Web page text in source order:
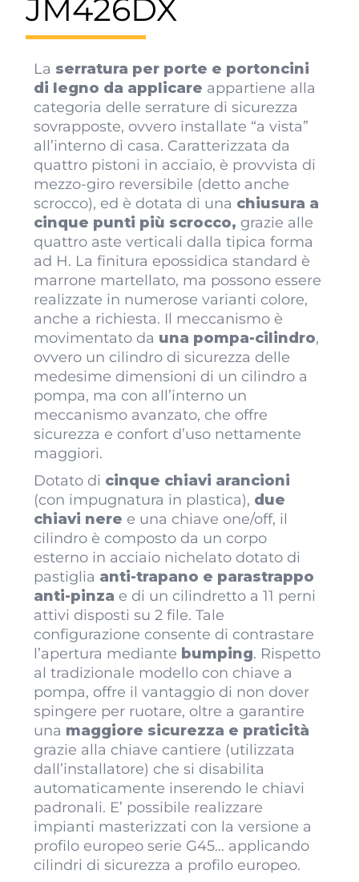
JM426DX
La serratura per porte e portoncini
di legno da applicare appartiene alla
categoria delle serrature di sicurezza
sovrapposte, ovvero installate “a vista”
all’interno di casa. Caratterizzata da
quattro pistoni in acciaio, è provvista di
mezzo-giro reversibile (detto anche
scrocco), ed è dotata di una chiusura a
cinque punti più scrocco, grazie alle
quattro aste verticali dalla tipica forma
ad H. La finitura epossidica standard è
marrone martellato, ma possono essere
realizzate in numerose varianti colore,
anche a richiesta. Il meccanismo è
movimentato da una pompa-cilindro,
ovvero un cilindro di sicurezza delle
medesime dimensioni di un cilindro a
pompa, ma con all’interno un
meccanismo avanzato, che offre
sicurezza e confort d’uso nettamente
maggiori.
Dotato di cinque chiavi arancioni
(con impugnatura in plastica), due
chiavi nere e una chiave one/off, il
cilindro è composto da un corpo
esterno in acciaio nichelato dotato di
pastiglia anti-trapano e parastrappo
anti-pinza e di un cilindretto a 11 perni
attivi disposti su 2 file. Tale
configurazione consente di contrastare
l’apertura mediante bumping. Rispetto
al tradizionale modello con chiave a
pompa, offre il vantaggio di non dover
spingere per ruotare, oltre a garantire
una maggiore sicurezza e praticità
grazie alla chiave cantiere (utilizzata
dall’installatore) che si disabilita
automaticamente inserendo le chiavi
padronali. E’ possibile realizzare
impianti masterizzati con la versione a
profilo europeo serie G45… applicando
cilindri di sicurezza a profilo europeo.